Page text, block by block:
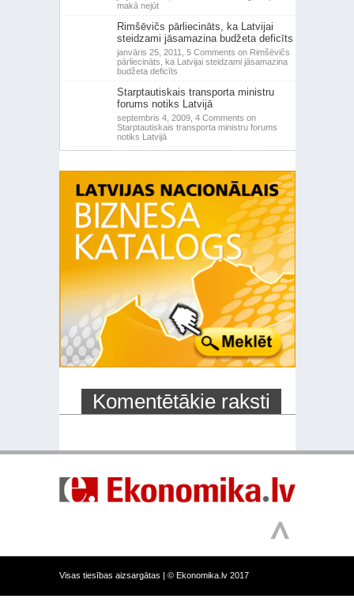
makā nejūt
Rimšēvičs pārliecināts, ka Latvijai
steidzami jāsamazina budžeta deficīts
janvāris 25, 2011, 5 Comments on Rimšēvičs
pārliecināts, ka Latvijai steidzami jāsamazina
budžeta deficīts
Starptautiskais transporta ministru
forums notiks Latvijā
septembris 4, 2009, 4 Comments on
Starptautiskais transporta ministru forums
notiks Latvijā
Komentētākie raksti
Visas tiesības aizsargātas | © Ekonomika.lv 2017